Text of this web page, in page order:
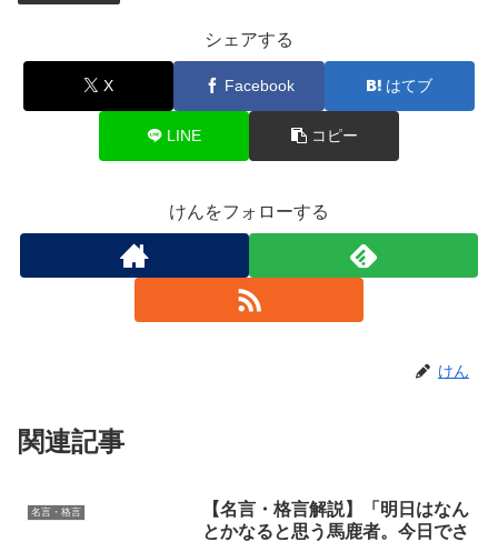
シェアする
X Facebook はてブ
LINE コピー
けんをフォローする
けん
関連記事
名言・格言
【名言・格言解説】「明日はなん
とかなると思う馬鹿者。今日でさ